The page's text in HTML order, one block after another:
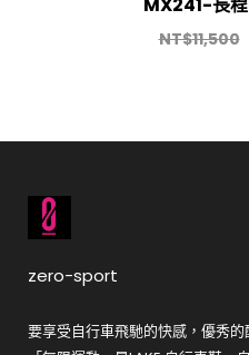
NT$11,500
zero-sport
要享受自行車飛馳的快感，優秀